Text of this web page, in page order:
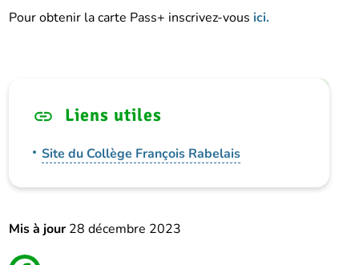
Pour obtenir la carte Pass+ inscrivez-vous ici.
Liens utiles
Site du Collège François Rabelais
Mis à jour 28 décembre 2023